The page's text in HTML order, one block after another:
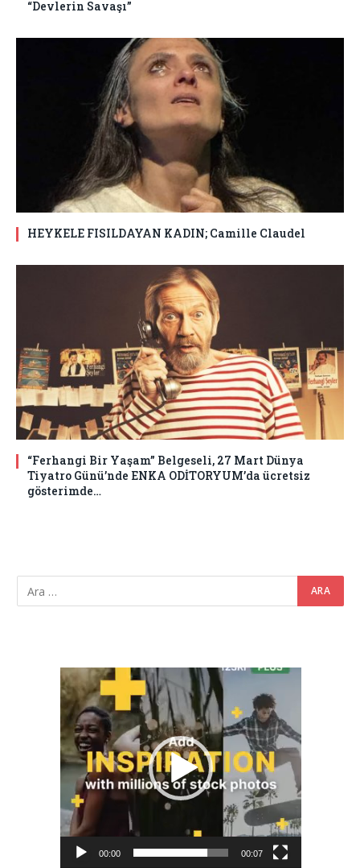
“Devlerin Savaşı”
HEYKELE FISILDAYAN KADIN; Camille Claudel
“Ferhangi Bir Yaşam” Belgeseli, 27 Mart Dünya
Tiyatro Günü’nde ENKA ODİTORYUM’da ücretsiz
gösterimde…
Video
oynatıcı
00:00 00:07